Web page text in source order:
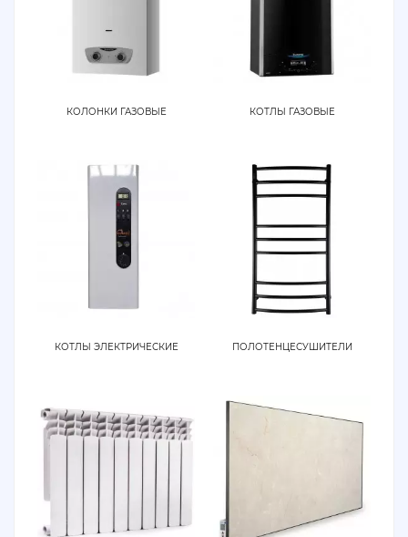
КОЛОНКИ ГАЗОВЫЕ КОТЛЫ ГАЗОВЫЕ
КОТЛЫ ЭЛЕКТРИЧЕСКИЕ ПОЛОТЕНЦЕСУШИТЕЛИ